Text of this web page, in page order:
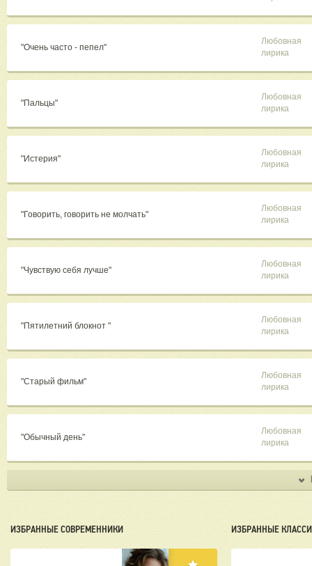
"Очень часто - пепел"
Любовная
лирика
"Пальцы"
Любовная
лирика
"Истерия"
Любовная
лирика
"Говорить, говорить не молчать"
Любовная
лирика
"Чувствую себя лучше"
Любовная
лирика
"Пятилетний блокнот "
Любовная
лирика
"Старый фильм"
Любовная
лирика
"Обычный день"
Любовная
лирика
ИЗБРАННЫЕ СОВРЕМЕННИКИ ИЗБРАННЫЕ